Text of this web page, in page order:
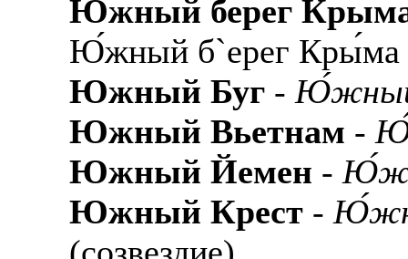
Южный берег
Ю́жный б`ерег Кры́ма
Южный Буг -
Южный Вьетнам -
Южный Йемен -
Южный Крест -